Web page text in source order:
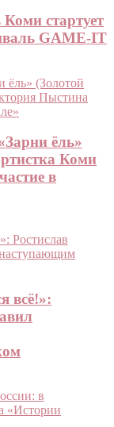
Коми стартует
GAME-IT
ёль»
Коми
в
всё!»: